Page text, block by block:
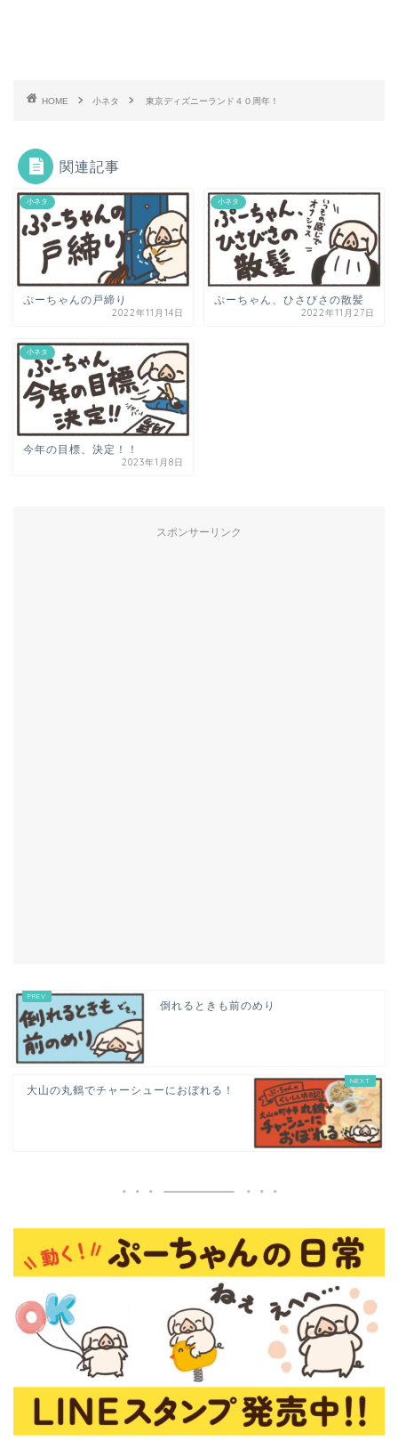
HOME 小ネタ 東京ディズニーランド４０周年！
関連記事
小ネタ
ぷーちゃんの戸締り
2022年11月14日
小ネタ
ぷーちゃん、ひさびさの散髪
2022年11月27日
小ネタ
今年の目標、決定！！
2023年1月8日
スポンサーリンク
倒れるときも前のめり
大山の丸鶴でチャーシューにおぼれる！